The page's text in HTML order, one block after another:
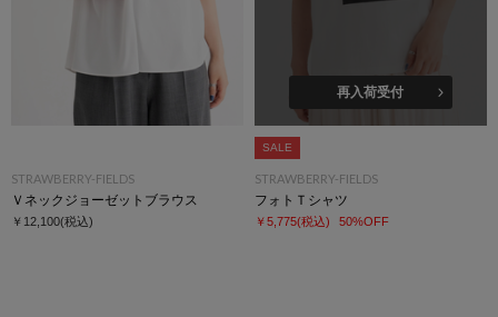
STRAWBERRY-FIELDS
Ｖネックジョーゼットブラウス
￥12,100(税込)
再入荷受付
SALE
STRAWBERRY-FIELDS
フォトＴシャツ
￥5,775(税込) 50%OFF